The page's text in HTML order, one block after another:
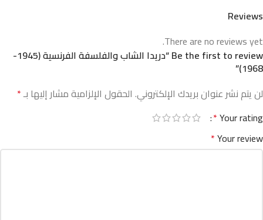
Reviews
There are no reviews yet.
Be the first to review “دريدا الشاب والفلسفة الفرنسية (1945-
1968)”
لن يتم نشر عنوان بريدك الإلكتروني. الحقول الإلزامية مشار إليها بـ*
Your rating
*
Your review
*